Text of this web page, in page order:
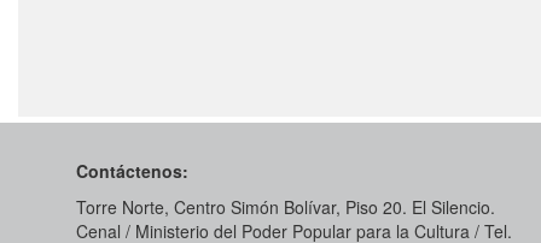
Contáctenos:
Torre Norte, Centro Simón Bolívar, Piso 20. El Silencio.
Cenal / Ministerio del Poder Popular para la Cultura / Tel.